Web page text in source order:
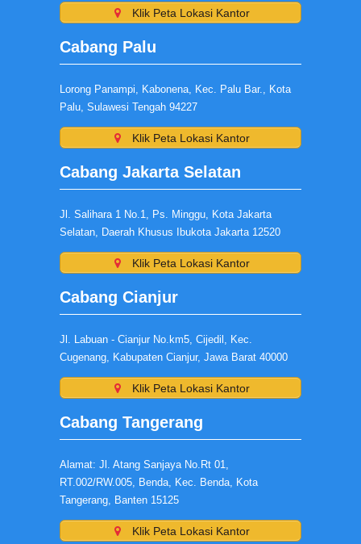
Klik Peta Lokasi Kantor
Cabang Palu
Lorong Panampi, Kabonena, Kec. Palu Bar., Kota
Palu, Sulawesi Tengah 94227
Klik Peta Lokasi Kantor
Cabang Jakarta Selatan
Jl. Salihara 1 No.1, Ps. Minggu, Kota Jakarta
Selatan, Daerah Khusus Ibukota Jakarta 12520
Klik Peta Lokasi Kantor
Cabang Cianjur
Jl. Labuan - Cianjur No.km5, Cijedil, Kec.
Cugenang, Kabupaten Cianjur, Jawa Barat 40000
Klik Peta Lokasi Kantor
Cabang Tangerang
Alamat: Jl. Atang Sanjaya No.Rt 01,
RT.002/RW.005, Benda, Kec. Benda, Kota
Tangerang, Banten 15125
Klik Peta Lokasi Kantor